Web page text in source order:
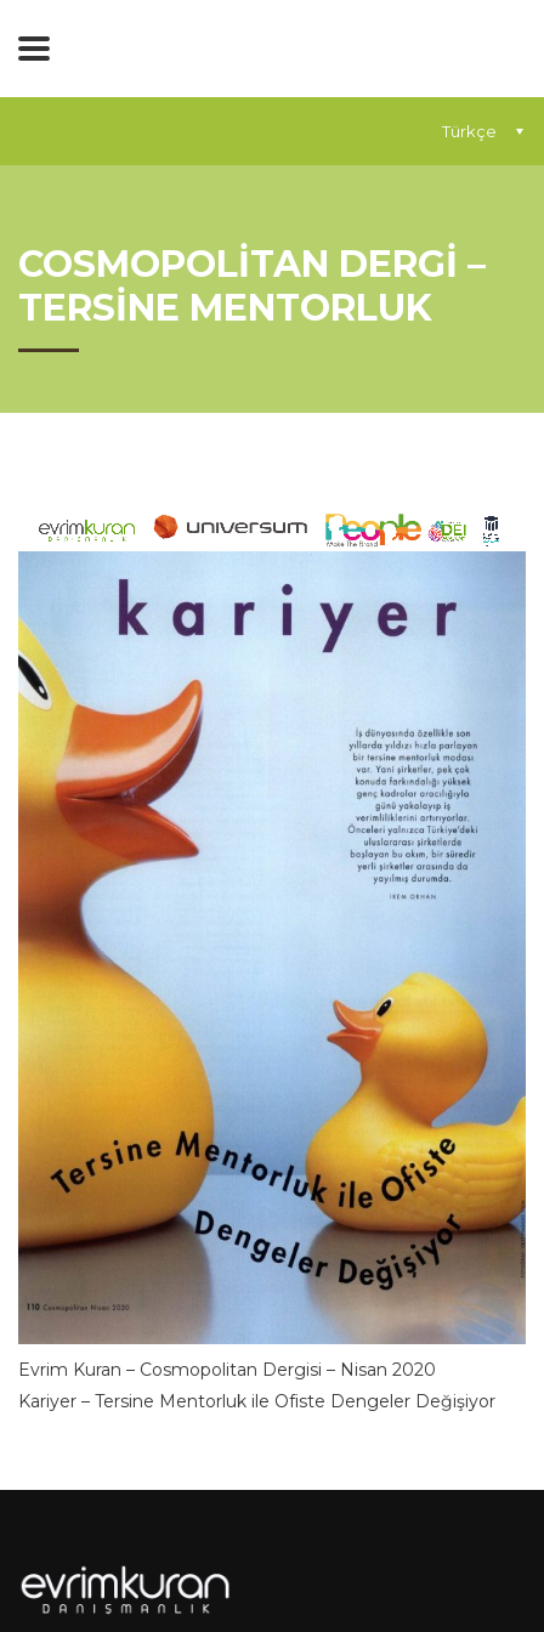
Türkçe
COSMOPOLİTAN DERGİ –
TERSİNE MENTORLUK
Evrim Kuran – Cosmopolitan Dergisi – Nisan 2020
Kariyer – Tersine Mentorluk ile Ofiste Dengeler Değişiyor